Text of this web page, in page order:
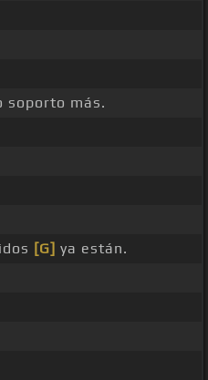
soporto más.
[G] ya están.